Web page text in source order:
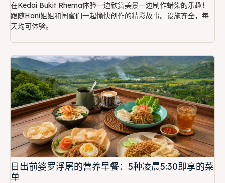
在Kedai Bukit Rhema体验一边欣赏美景一边制作蜡染的乐趣！
跟随Hani姐姐和闺蜜们一起愉快创作的精彩故事。设施齐全，每
天均可体验。
日出前婆罗浮屠的营养早餐：5种凌晨5:30即享的菜
单